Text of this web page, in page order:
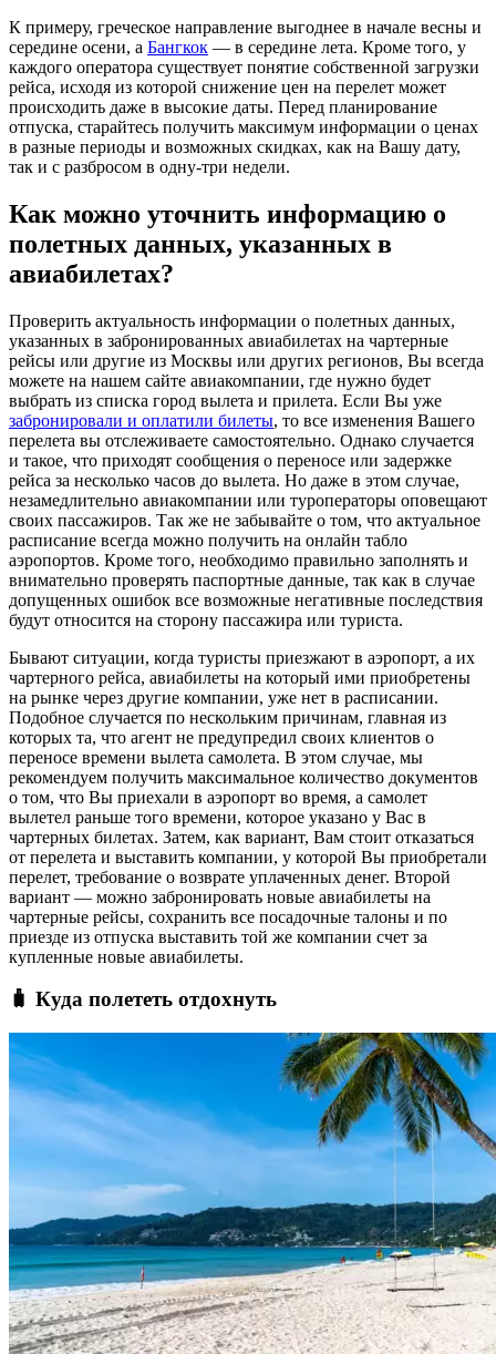
К примеру, греческое направление выгоднее в начале весны и
середине осени, а Бангкок — в середине лета. Кроме того, у
каждого оператора существует понятие собственной загрузки
рейса, исходя из которой снижение цен на перелет может
происходить даже в высокие даты. Перед планирование
отпуска, старайтесь получить максимум информации о ценах
в разные периоды и возможных скидках, как на Вашу дату,
так и с разбросом в одну-три недели.
Как можно уточнить информацию о
полетных данных, указанных в
авиабилетах?
Проверить актуальность информации о полетных данных,
указанных в забронированных авиабилетах на чартерные
рейсы или другие из Москвы или других регионов, Вы всегда
можете на нашем сайте авиакомпании, где нужно будет
выбрать из списка город вылета и прилета. Если Вы уже
забронировали и оплатили билеты, то все изменения Вашего
перелета вы отслеживаете самостоятельно. Однако случается
и такое, что приходят сообщения о переносе или задержке
рейса за несколько часов до вылета. Но даже в этом случае,
незамедлительно авиакомпании или туроператоры оповещают
своих пассажиров. Так же не забывайте о том, что актуальное
расписание всегда можно получить на онлайн табло
аэропортов. Кроме того, необходимо правильно заполнять и
внимательно проверять паспортные данные, так как в случае
допущенных ошибок все возможные негативные последствия
будут относится на сторону пассажира или туриста.
Бывают ситуации, когда туристы приезжают в аэропорт, а их
чартерного рейса, авиабилеты на который ими приобретены
на рынке через другие компании, уже нет в расписании.
Подобное случается по нескольким причинам, главная из
которых та, что агент не предупредил своих клиентов о
переносе времени вылета самолета. В этом случае, мы
рекомендуем получить максимальное количество документов
о том, что Вы приехали в аэропорт во время, а самолет
вылетел раньше того времени, которое указано у Вас в
чартерных билетах. Затем, как вариант, Вам стоит отказаться
от перелета и выставить компании, у которой Вы приобретали
перелет, требование о возврате уплаченных денег. Второй
вариант — можно забронировать новые авиабилеты на
чартерные рейсы, сохранить все посадочные талоны и по
приезде из отпуска выставить той же компании счет за
купленные новые авиабилеты.
🧳 Куда полететь отдохнуть